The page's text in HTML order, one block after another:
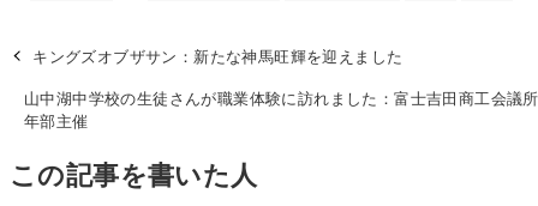
キングズオブザサン：新たな神馬旺輝を迎えました
山中湖中学校の生徒さんが職業体験に訪れました：富士吉田商工会議
年部主催
この記事を書いた人